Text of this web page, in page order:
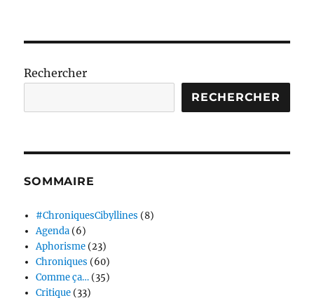
Rechercher
RECHERCHER
SOMMAIRE
#ChroniquesCibyllines (8)
Agenda(6)
Aphorisme(23)
Chroniques (60)
Comme ça…(35)
Critique(33)